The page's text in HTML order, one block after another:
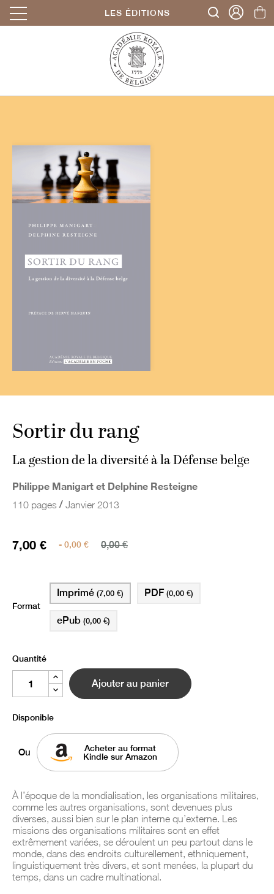
LES ÉDITIONS
Sortir du rang
La gestion de la diversité à la Défense belge
Philippe Manigart et Delphine Resteigne
110 pages / Janvier 2013
7,00 € - 0,00 € 0,00 €
Format
Imprimé (7,00 €)
ePub (0,00 €)
PDF (0,00 €)
Quantité
Ajouter au panier
Disponible
Ou
Acheter au format
Kindle sur Amazon
À l’époque de la mondialisation, les organisations militaires,
comme les autres organisations, sont devenues plus
diverses, aussi bien sur le plan interne qu’externe. Les
missions des organisations militaires sont en effet
extrêmement variées, se déroulent un peu partout dans le
monde, dans des endroits culturellement, ethniquement,
linguistiquement très divers, et sont menées, la plupart du
temps, dans un cadre multinational.